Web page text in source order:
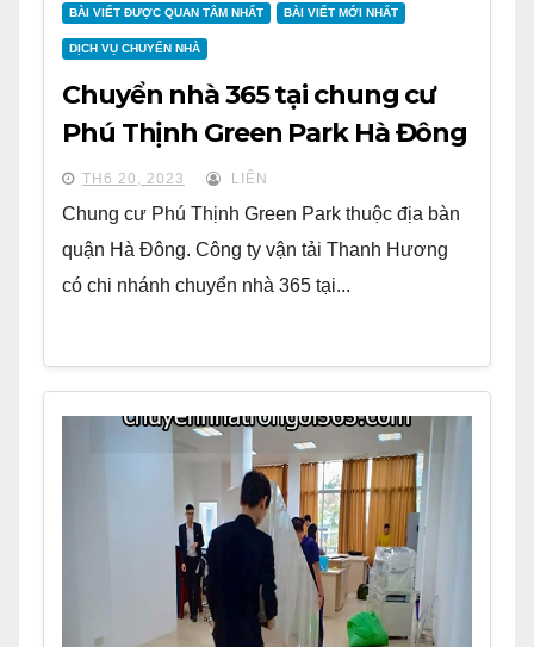
BÀI VIẾT ĐƯỢC QUAN TÂM NHẤT BÀI VIẾT MỚI NHẤT
DỊCH VỤ CHUYỂN NHÀ
Chuyển nhà 365 tại chung cư
Phú Thịnh Green Park Hà Đông
TH6 20, 2023 LIÊN
Chung cư Phú Thịnh Green Park thuộc địa bàn
quận Hà Đông. Công ty vận tải Thanh Hương
có chi nhánh chuyển nhà 365 tại...